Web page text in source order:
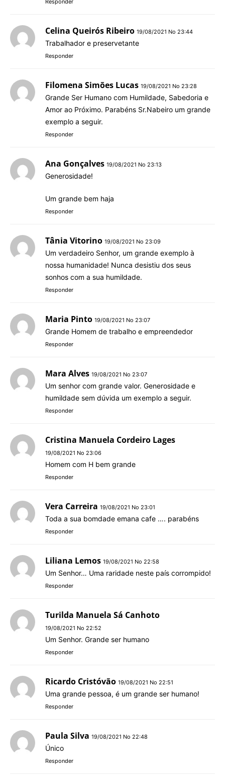
Celina Queirós Ribeiro 19/08/2021 No 23:44
Trabalhador e preservetante
Responder
Filomena Simões Lucas 19/08/2021 No 23:28
Grande Ser Humano com Humildade, Sabedoria e
Amor ao Próximo. Parabéns Sr.Nabeiro um grande
exemplo a seguir.
Responder
Ana Gonçalves 19/08/2021 No 23:13
Generosidade!
Um grande bem haja
Responder
Tânia Vitorino 19/08/2021 No 23:09
Um verdadeiro Senhor, um grande exemplo à
nossa humanidade! Nunca desistiu dos seus
sonhos com a sua humildade.
Responder
Maria Pinto 19/08/2021 No 23:07
Grande Homem de trabalho e empreendedor
Responder
Mara Alves 19/08/2021 No 23:07
Um senhor com grande valor. Generosidade e
humildade sem dúvida um exemplo a seguir.
Responder
Cristina Manuela Cordeiro Lages
19/08/2021 No 23:06
Homem com H bem grande
Responder
Vera Carreira 19/08/2021 No 23:01
Toda a sua bomdade emana cafe …. parabéns
Responder
Liliana Lemos 19/08/2021 No 22:58
Um Senhor… Uma raridade neste país corrompido!
Responder
Turilda Manuela Sá Canhoto
19/08/2021 No 22:52
Um Senhor. Grande ser humano
Responder
Ricardo Cristóvão 19/08/2021 No 22:51
Uma grande pessoa, é um grande ser humano!
Responder
Paula Silva 19/08/2021 No 22:48
Único
Responder